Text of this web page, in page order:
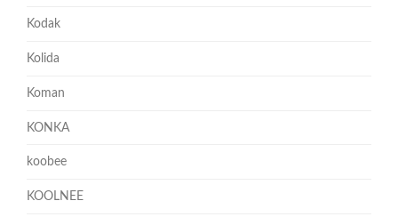
Kodak
Kolida
Koman
KONKA
koobee
KOOLNEE